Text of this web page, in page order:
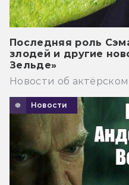
Последняя роль
злодей и другие
Зельде»
Новости об актёрском
Новости